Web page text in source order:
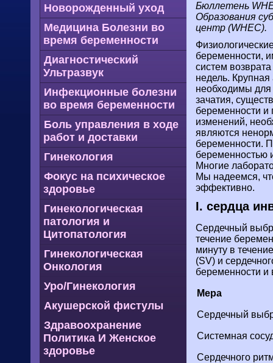
Новорожденный уход
Медицина Болезни во
время беременности
Диагностический
Ультразвук
Инфекционные болезни
во время беременности
Боль управления в ходе
работ и доставки
Гинекология
Фокус на психическое
здоровье
Гинекологическая
патология и
Цитопатология
Гинекологическая
Онкология
Уро/Гинекология
Акушерской фистулы
Здравоохранение
Политика И Женское
здоровье
Бюллетень
Образования
центр (WHEC).
беременности,
систем
недель.
необходимы
зачатия,
беременности и
изменений,
являются
беременности.
беременностью
Многие
Мы надеемся,
эффективно.
I. сердца
Сердечный
течение
минуту в
(SV) и
беременности и
Мера
Сердечный
Системная
Сердечного